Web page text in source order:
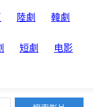
陸劇 韓劇
短劇 电影